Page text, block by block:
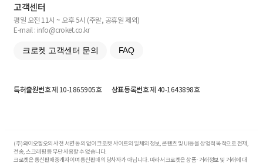
고객센터
평일 오전 11시 ~ 오후 5시 (주말, 공휴일 제외)
E-mail : info@croket.co.kr
크로켓 고객센터 문의 FAQ
특허출원번호제 10-1865905호 상표등록번호제 40-1643898호
(주)와이오엘오의 사전 서면 동의 없이 크로켓 사이트의 일체의 정보, 콘텐츠 및 UI등을 상업적 목적으로 전재,
전송, 스크래핑 등 무단 사용할 수 없습니다.
크로켓은 통신판매중개자이며 통신판매의 당사자가 아닙니다. 따라서 크로켓은 상품·거래정보 및 거래에 대